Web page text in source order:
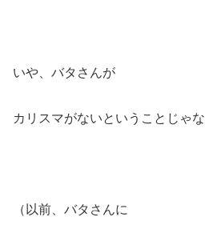
いや、バタさんが
カリスマがないということじゃ
（以前、バタさんに